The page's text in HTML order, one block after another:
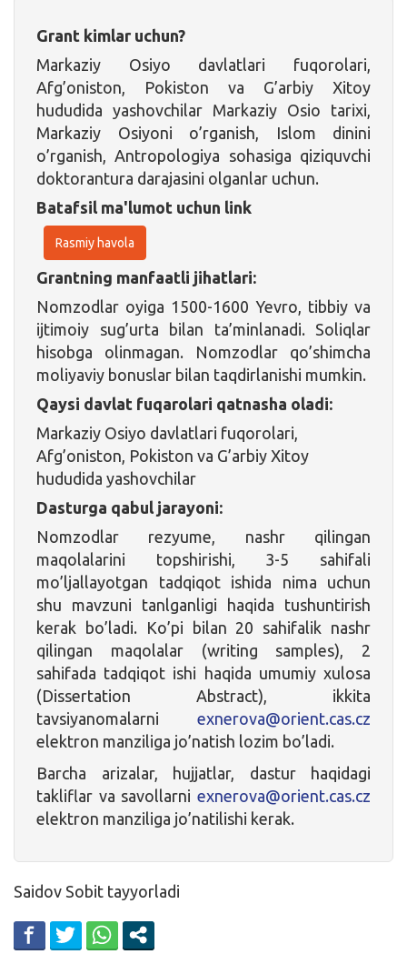
Grant kimlar uchun?
Markaziy Osiyo davlatlari fuqorolari,
Afg’oniston, Pokiston va G’arbiy Xitoy
hududida yashovchilar Markaziy Osio tarixi,
Markaziy Osiyoni o’rganish, Islom dinini
o’rganish, Antropologiya sohasiga qiziquvchi
doktorantura darajasini olganlar uchun.
Batafsil ma'lumot uchun link
Rasmiy havola
Grantning manfaatli jihatlari:
Nomzodlar oyiga 1500-1600 Yevro, tibbiy va
ijtimoiy sug’urta bilan ta’minlanadi. Soliqlar
hisobga olinmagan. Nomzodlar qo’shimcha
moliyaviy bonuslar bilan taqdirlanishi mumkin.
Qaysi davlat fuqarolari qatnasha oladi:
Markaziy Osiyo davlatlari fuqorolari,
Afg’oniston, Pokiston va G’arbiy Xitoy
hududida yashovchilar
Dasturga qabul jarayoni:
Nomzodlar rezyume, nashr qilingan
maqolalarini topshirishi, 3-5 sahifali
mo’ljallayotgan tadqiqot ishida nima uchun
shu mavzuni tanlganligi haqida tushuntirish
kerak bo’ladi. Ko’pi bilan 20 sahifalik nashr
qilingan maqolalar (writing samples), 2
sahifada tadqiqot ishi haqida umumiy xulosa
(Dissertation Abstract), ikkita
tavsiyanomalarni exnerova@orient.cas.cz
elektron manziliga jo’natish lozim bo’ladi.
Barcha arizalar, hujjatlar, dastur haqidagi
takliflar va savollarni exnerova@orient.cas.cz
elektron manziliga jo’natilishi kerak.
Saidov Sobit tayyorladi